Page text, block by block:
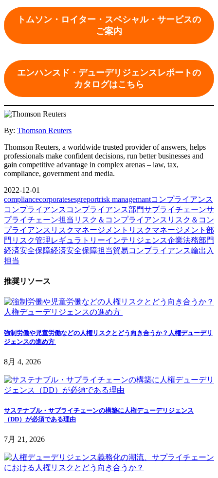
トムソン・ロイター・スペシャル・サービスの
ご案内
エンハンスド・デューデリジェンスレポートの
カタログはこちら
By: Thomson Reuters
Thomson Reuters, a worldwide trusted provider of answers, helps
professionals make confident decisions, run better businesses and
gain competitive advantage in complex arenas – law, tax,
compliance, government and media.
2022-12-01
compliancecorporatesesgreportrisk managemantコンプライアンス
コンプライアンス コンプライアンス部門サプライチェーンサ
プライチェーン担当 リスク＆コンプライアンス リスク＆コン
プライアンス リスクマネージメント リスクマネージメント部
門 リスク管理レギュラトリーインテリジェンス企業法務部門
経済安全保障経済安全保障担当貿易コンプライアンス輸出入
担当
推奨リソース
強制労働や児童労働などの人権リスクとどう向き合うか？人権デューデリ
ジェンスの進め方
8月 4, 2026
サステナブル・サプライチェーンの構築に人権デューデリジェンス
（DD）が必須である理由
7月 21, 2026